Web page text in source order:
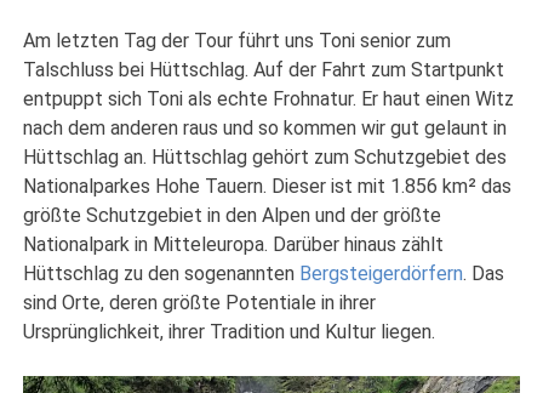
Am letzten Tag der Tour führt uns Toni senior zum
Talschluss bei Hüttschlag. Auf der Fahrt zum Startpunkt
entpuppt sich Toni als echte Frohnatur. Er haut einen Witz
nach dem anderen raus und so kommen wir gut gelaunt in
Hüttschlag an. Hüttschlag gehört zum Schutzgebiet des
Nationalparkes Hohe Tauern. Dieser ist mit 1.856 km² das
größte Schutzgebiet in den Alpen und der größte
Nationalpark in Mitteleuropa. Darüber hinaus zählt
Hüttschlag zu den sogenannten Bergsteigerdörfern. Das
sind Orte, deren größte Potentiale in ihrer
Ursprünglichkeit, ihrer Tradition und Kultur liegen.